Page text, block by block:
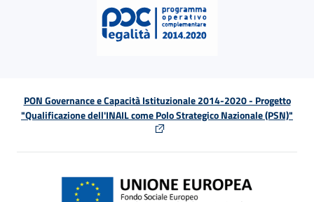
PON Governance e Capacità Istituzionale 2014-2020 - Progetto
"Qualificazione dell'INAIL come Polo Strategico Nazionale (PSN)"